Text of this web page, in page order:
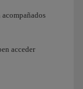
acompañados
acceder